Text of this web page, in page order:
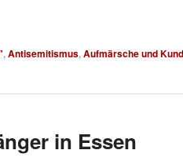
, Antisemitismus, Aufmärsche und
in Essen